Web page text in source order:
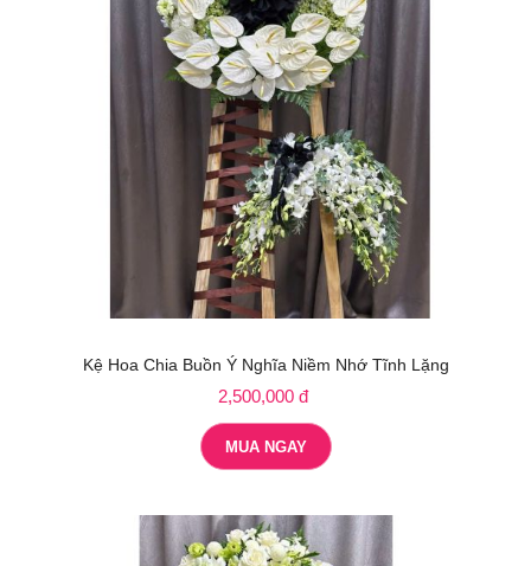
Kệ Hoa Chia Buồn Ý Nghĩa Niềm Nhớ Tĩnh Lặng
2,500,000 đ
MUA NGAY